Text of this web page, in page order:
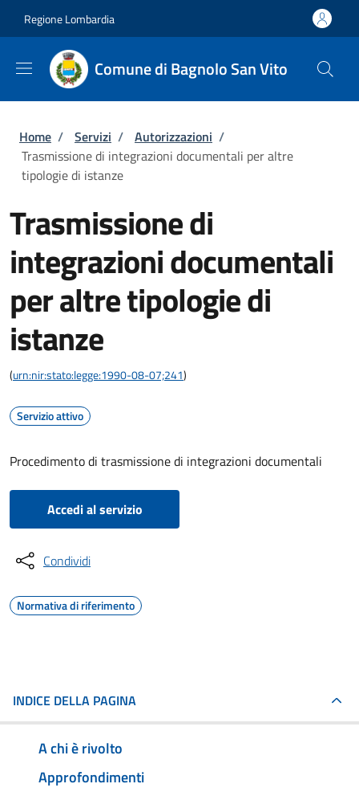
Regione Lombardia
Comune di Bagnolo San Vito
Briciole di pane
Home / Servizi / Autorizzazioni /
Trasmissione di integrazioni documentali per altre
tipologie di istanze
Trasmissione di
integrazioni documentali
per altre tipologie di
istanze
(urn:nir:stato:legge:1990-08-07;241)
Servizio attivo
Procedimento di trasmissione di integrazioni documentali
Accedi al servizio
Condividi
Normativa di riferimento
INDICE DELLA PAGINA
A chi è rivolto
Approfondimenti